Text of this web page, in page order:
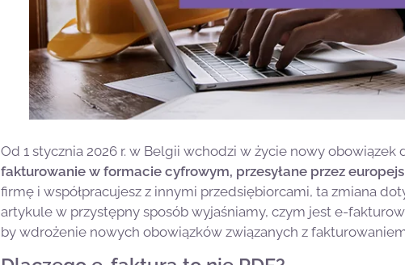
Od 1 stycznia 2026 r. w Belgii wchodzi w życie nowy obowiązek
fakturowanie w formacie cyfrowym, przesyłane przez
firmę i współpracujesz z innymi przedsiębiorcami, ta zmiana
artykule w przystępny sposób wyjaśniamy, czym jest e-
by wdrożenie nowych obowiązków związanych z